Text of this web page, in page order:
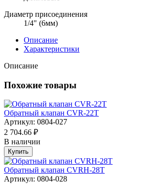
Диаметр присоединения
1/4" (6мм)
Описание
Характеристики
Описание
Похожие товары
Обратный клапан CVR-22T
Артикул: 0804-027
2 704.66 ₽
В наличии
Купить
Обратный клапан CVRH-28T
Артикул: 0804-028